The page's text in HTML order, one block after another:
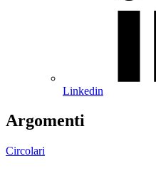
Linkedin
Argomenti
Circolari